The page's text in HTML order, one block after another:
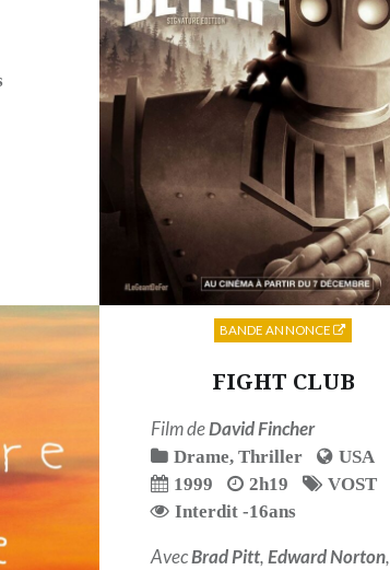
FIGHT CLUB
Film deDavid Fincher
Drame ,Thriller
USA
1999
2h19
VOST
Interdit -16ans
AvecBrad Pitt,Edward Norton,
BANDE ANNONCE